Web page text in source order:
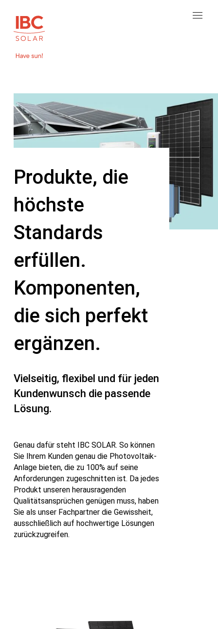
Produkte, die
höchste
Standards
erfüllen.
Komponenten,
die sich perfekt
ergänzen.
Vielseitig, flexibel und für jeden
Kundenwunsch die passende
Lösung.
Genau dafür steht IBC SOLAR. So können
Sie Ihrem Kunden genau die Photovoltaik-
Anlage bieten, die zu 100% auf seine
Anforderungen zugeschnitten ist. Da jedes
Produkt unseren herausragenden
Qualitätsansprüchen genügen muss, haben
Sie als unser Fachpartner die Gewissheit,
ausschließlich auf hochwertige Lösungen
zurückzugreifen.